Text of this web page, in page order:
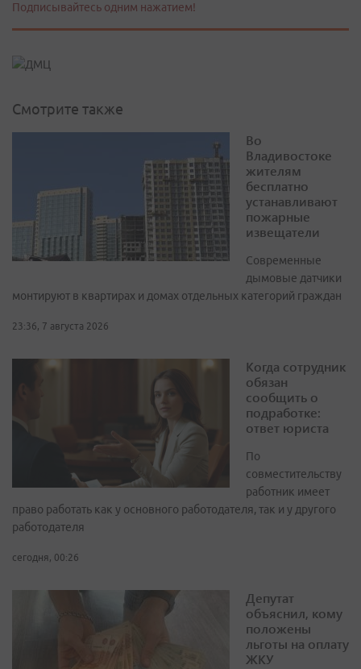
Подписывайтесь одним нажатием!
Смотрите также
Во
Владивостоке
жителям
бесплатно
устанавливают
пожарные
извещатели
Современные
дымовые датчики
монтируют в квартирах и домах отдельных категорий граждан
23:36, 7 августа 2026
Когда сотрудник
обязан
сообщить о
подработке:
ответ юриста
По
совместительству
работник имеет
право работать как у основного работодателя, так и у другого
работодателя
сегодня, 00:26
Депутат
объяснил, кому
положены
льготы на оплату
ЖКУ